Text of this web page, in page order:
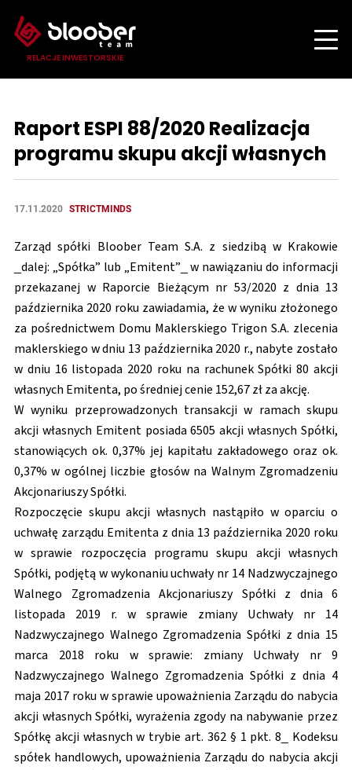
RELACJE INWESTORSKIE
Raport ESPI 88/2020 Realizacja
programu skupu akcji własnych
17.11.2020 STRICTMINDS
Zarząd spółki Bloober Team S.A. z siedzibą w Krakowie
_dalej: „Spółka” lub „Emitent”_ w nawiązaniu do informacji
przekazanej w Raporcie Bieżącym nr 53/2020 z dnia 13
października 2020 roku zawiadamia, że w wyniku złożonego
za pośrednictwem Domu Maklerskiego Trigon S.A. zlecenia
maklerskiego w dniu 13 października 2020 r., nabyte zostało
w dniu 16 listopada 2020 roku na rachunek Spółki 80 akcji
własnych Emitenta, po średniej cenie 152,67 zł za akcję.
W wyniku przeprowadzonych transakcji w ramach skupu
akcji własnych Emitent posiada 6505 akcji własnych Spółki,
stanowiących ok. 0,37% jej kapitału zakładowego oraz ok.
0,37% w ogólnej liczbie głosów na Walnym Zgromadzeniu
Akcjonariuszy Spółki.
Rozpoczęcie skupu akcji własnych nastąpiło w oparciu o
uchwałę zarządu Emitenta z dnia 13 października 2020 roku
w sprawie rozpoczęcia programu skupu akcji własnych
Spółki, podjętą w wykonaniu uchwały nr 14 Nadzwyczajnego
Walnego Zgromadzenia Akcjonariuszy Spółki z dnia 6
listopada 2019 r. w sprawie zmiany Uchwały nr 14
Nadzwyczajnego Walnego Zgromadzenia Spółki z dnia 15
marca 2018 roku w sprawie: zmiany Uchwały nr 9
Nadzwyczajnego Walnego Zgromadzenia Spółki z dnia 4
maja 2017 roku w sprawie upoważnienia Zarządu do nabycia
akcji własnych Spółki, wyrażenia zgody na nabywanie przez
Spółkę akcji własnych w trybie art. 362 § 1 pkt. 8_ Kodeksu
spółek handlowych, upoważnienia Zarządu do nabycia akcji